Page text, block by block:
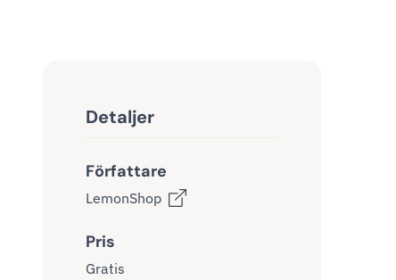
Detaljer
Författare
LemonShop
Pris
Gratis